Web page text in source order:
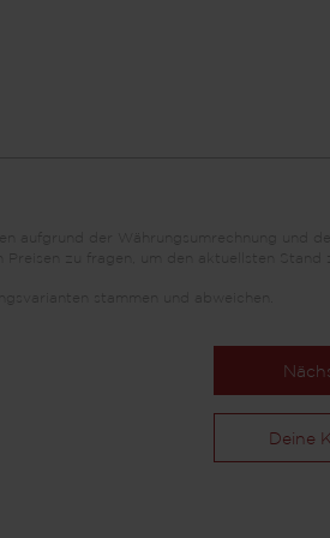
Deine